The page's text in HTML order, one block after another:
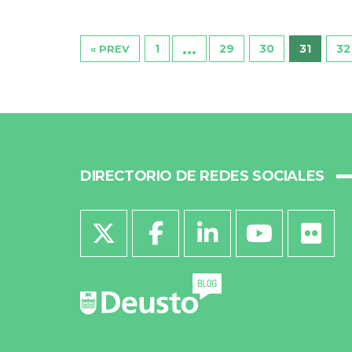
« PREV 1 … 29 30 31 32
DIRECTORIO DE REDES SOCIALES